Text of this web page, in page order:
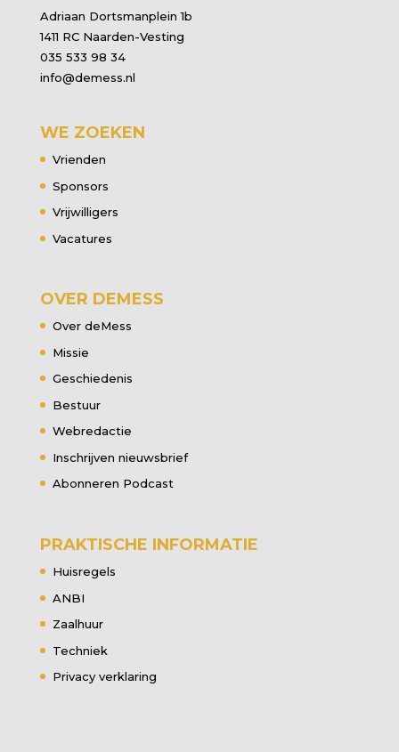
Adriaan Dortsmanplein 1b
1411 RC Naarden-Vesting
035 533 98 34
info@demess.nl
WE ZOEKEN
Vrienden
Sponsors
Vrijwilligers
Vacatures
OVER DEMESS
Over deMess
Missie
Geschiedenis
Bestuur
Webredactie
Inschrijven nieuwsbrief
Abonneren Podcast
PRAKTISCHE INFORMATIE
Huisregels
ANBI
Zaalhuur
Techniek
Privacy verklaring